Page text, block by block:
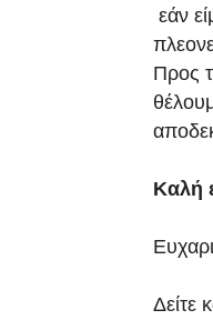
εάν
Προς
Καλή
Δείτε